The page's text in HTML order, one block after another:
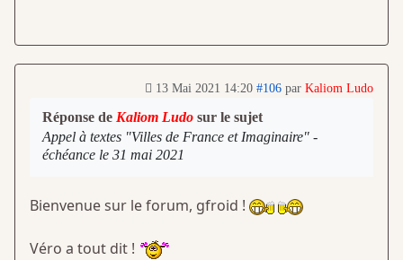
13 Mai 2021 14:20 #106 par Kaliom Ludo
Réponse de Kaliom Ludo sur le sujet
Appel à textes "Villes de France et Imaginaire" -
échéance le 31 mai 2021
Bienvenue sur le forum, gfroid !
Véro a tout dit !